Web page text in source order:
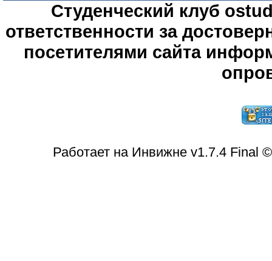
Студенческий клуб
ответственности за
посетителями сайта
Работает на Инвижне v1.7.4 Final